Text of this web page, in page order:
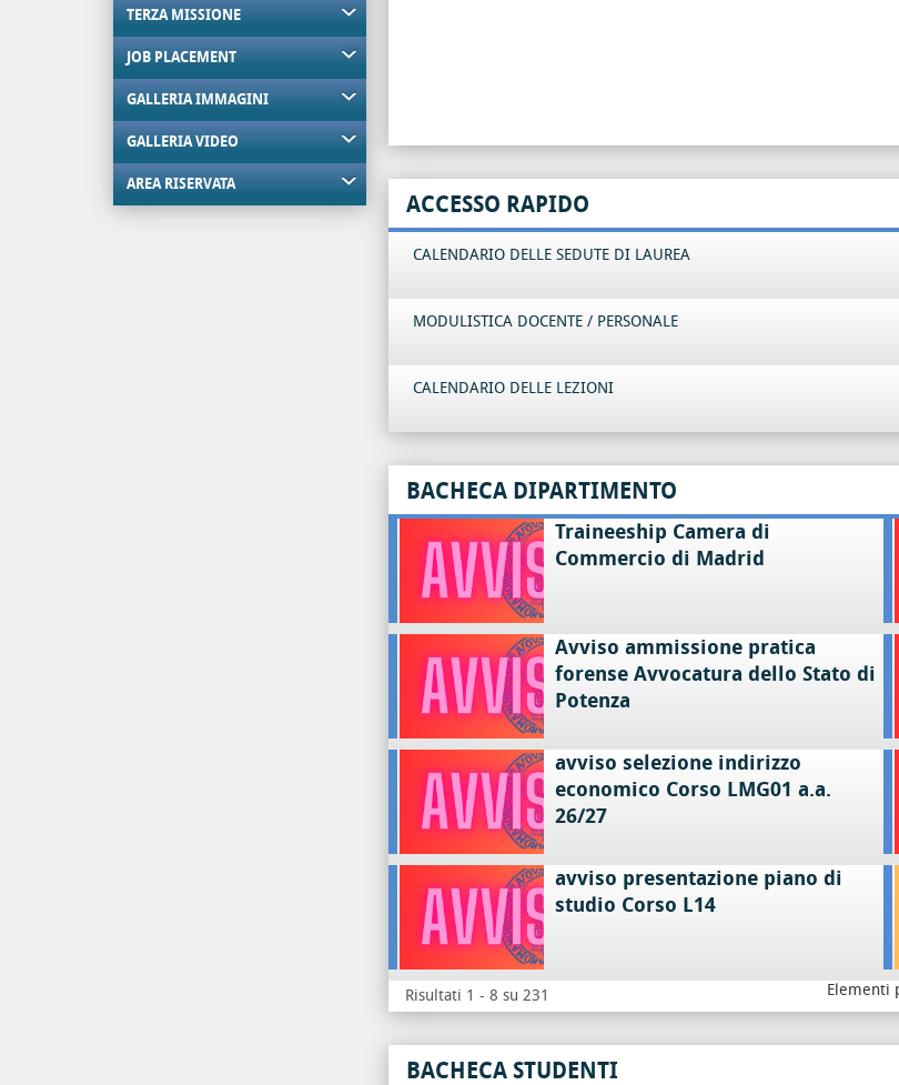
TERZA MISSIONE
JOB PLACEMENT
GALLERIA IMMAGINI
GALLERIA VIDEO
AREA RISERVATA
ACCESSO RAPIDO
CALENDARIO DELLE SEDUTE DI LAUREA
MODULISTICA DOCENTE / PERSONALE
CALENDARIO DELLE LEZIONI
BACHECA DIPARTIMENTO
Traineeship Camera di
Commercio di Madrid
Avviso ammissione pratica
forense Avvocatura dello Stato di
Potenza
avviso selezione indirizzo
economico Corso LMG01 a.a.
26/27
avviso presentazione piano di
studio Corso L14
Risultati 1 - 8 su 231 Elementi
BACHECA STUDENTI